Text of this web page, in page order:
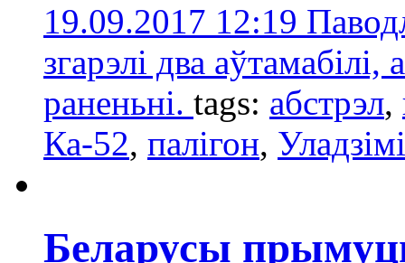
19.09.2017 12:19
згарэлі два
раненьні. tags: абстрэл,
Ка-52, палігон,
Беларусы